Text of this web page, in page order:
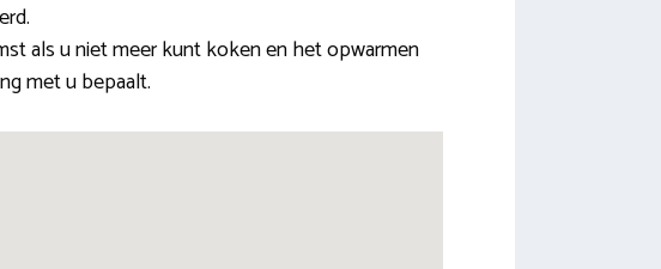
als u niet meer kunt koken en het opwarmen
met u bepaalt.